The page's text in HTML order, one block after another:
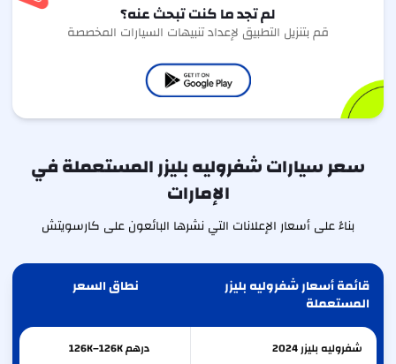
لم تجد ما كنت تبحث عنه؟
قم بتنزيل التطبيق لإعداد تنبيهات السيارات المخصصة
سعر سيارات شفروليه بليزر المستعملة في
الإمارات
بناءً على أسعار الإعلانات التي نشرها البائعون على كارسويتش
قائمة أسعار شفروليه بليزر
المستعملة
نطاق السعر
شفروليه بليزر2024 درهم 126K–126K